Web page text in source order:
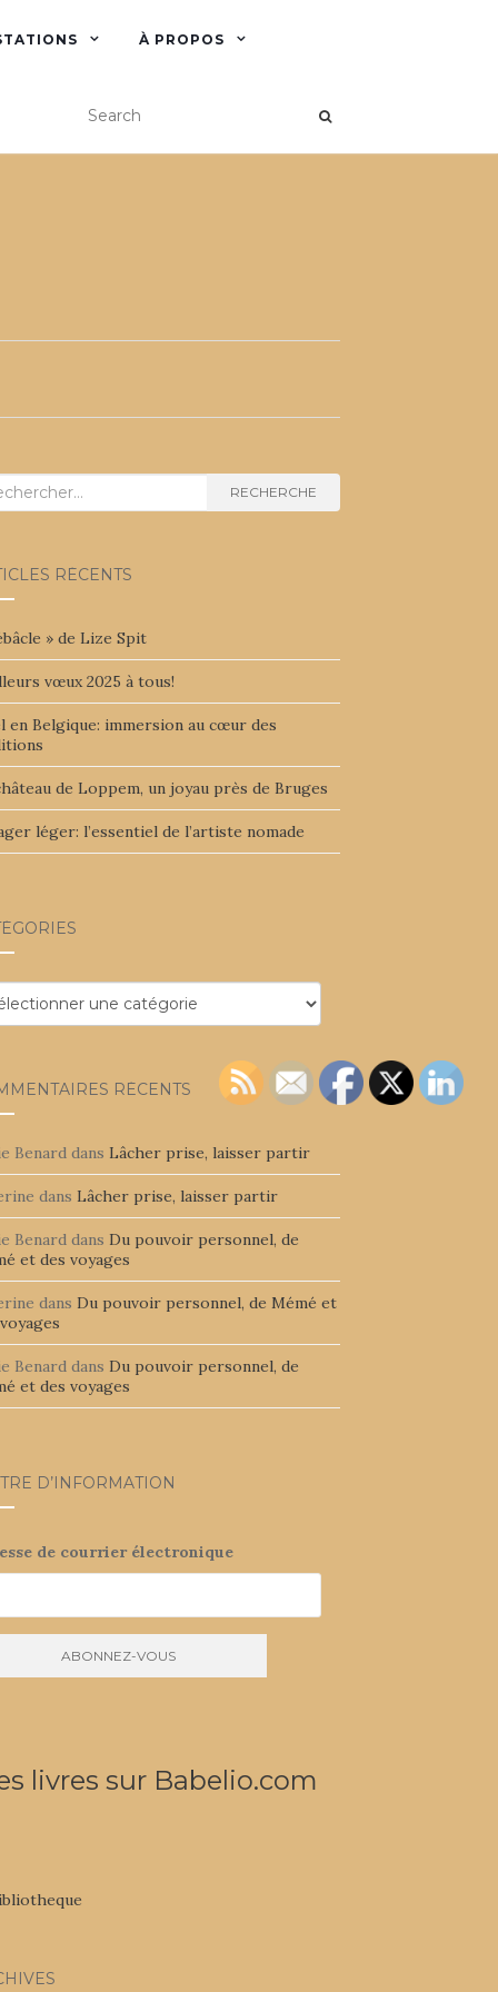
À PROPOS
RECHERCHE
RÉCENTS
» de Lize Spit
vœux 2025 à tous!
en Belgique: immersion au cœur des
de Loppem, un joyau près de Bruges
léger: l’essentiel de l’artiste nomade
RÉCENTS
Benarddans Lâcher prise, laisser partir
dans Lâcher prise, laisser partir
Benarddans Du pouvoir personnel, de
et des voyages
dans Du pouvoir personnel, de Mémé et
Benarddans Du pouvoir personnel, de
et des voyages
D’INFORMATION
de courrier électronique
livres sur Babelio.com